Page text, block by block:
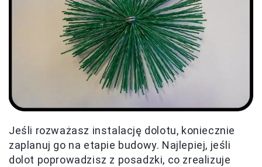
Jeśli rozważasz instalację dolotu, koniecznie
zaplanuj go na etapie budowy. Najlepiej, jeśli
dolot poprowadzisz z posadzki, co zrealizuje